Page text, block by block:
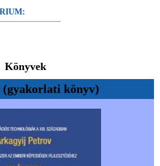
Könyvek
(gyakorlati könyv)